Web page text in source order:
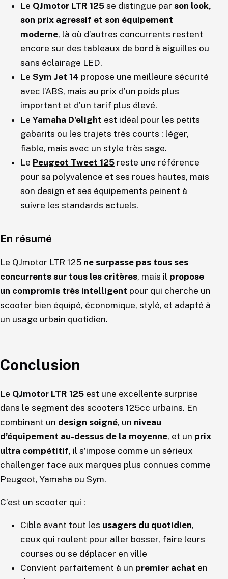
Le QJmotor LTR 125 se distingue par son look,
son prix agressif et son équipement
moderne, là où d’autres concurrents restent
encore sur des tableaux de bord à aiguilles ou
sans éclairage LED.
Le Sym Jet 14 propose une meilleure sécurité
avec l’ABS, mais au prix d’un poids plus
important et d’un tarif plus élevé.
Le Yamaha D’elight est idéal pour les petits
gabarits ou les trajets très courts : léger,
fiable, mais avec un style très sage.
Le Peugeot Tweet 125 reste une référence
pour sa polyvalence et ses roues hautes, mais
son design et ses équipements peinent à
suivre les standards actuels.
En résumé
Le QJmotor LTR 125 ne surpasse pas tous ses
concurrents sur tous les critères, mais il propose
un compromis très intelligent pour qui cherche un
scooter bien équipé, économique, stylé, et adapté à
un usage urbain quotidien.
Conclusion
Le QJmotor LTR 125 est une excellente surprise
dans le segment des scooters 125cc urbains. En
combinant un design soigné, un niveau
d’équipement au-dessus de la moyenne, et un prix
ultra compétitif, il s’impose comme un sérieux
challenger face aux marques plus connues comme
Peugeot, Yamaha ou Sym.
C’est un scooter qui :
Cible avant tout les usagers du quotidien,
ceux qui roulent pour aller bosser, faire leurs
courses ou se déplacer en ville
Convient parfaitement à un premier achat en